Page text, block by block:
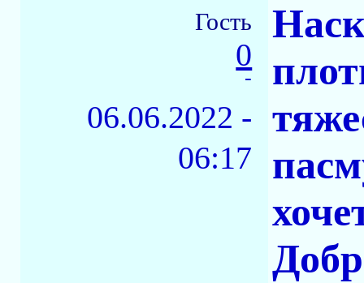
Гость
0
-
06.06.2022 -
06:17